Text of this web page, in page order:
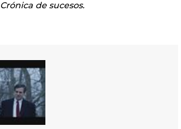
Crónica de sucesos.